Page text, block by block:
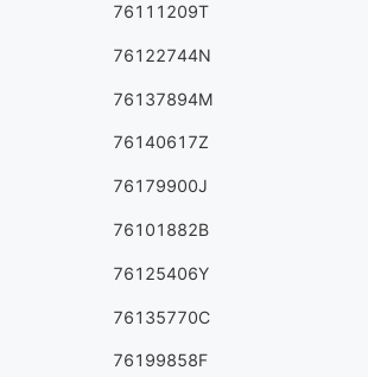
76111209T
76122744N
76137894M
76140617Z
76179900J
76101882B
76125406Y
76135770C
76199858F